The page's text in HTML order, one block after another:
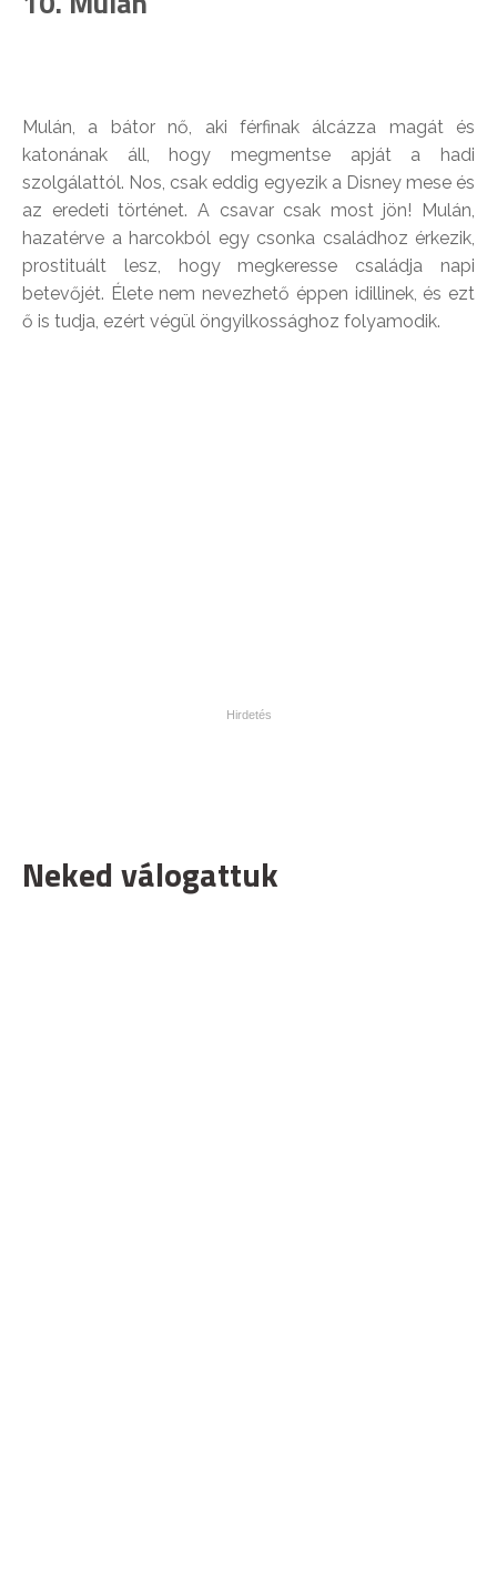
Mulán, a bátor nő, aki férfinak álcázza magát és
katonának áll, hogy megmentse apját a hadi
szolgálattól. Nos, csak eddig egyezik a Disney mese és
az eredeti történet. A csavar csak most jön! Mulán,
hazatérve a harcokból egy csonka családhoz érkezik,
prostituált lesz, hogy megkeresse családja napi
betevőjét. Élete nem nevezhető éppen idillinek, és ezt
ő is tudja, ezért végül öngyilkossághoz folyamodik.
Neked válogattuk